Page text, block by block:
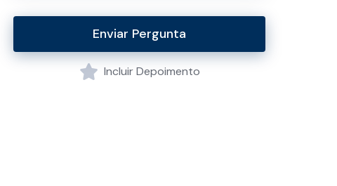
Enviar Pergunta
Incluir Depoimento